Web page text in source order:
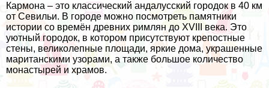
Кармона – это классический андалусский городок в 40 км
от Севильи. В городе можно посмотреть памятники
истории со времён древних римлян до XVIII века. Это
уютный городок, в котором присутствуют крепостные
стены, великолепные площади, яркие дома, украшенные
маританскими узорами, а также большое количество
монастырей и храмов.